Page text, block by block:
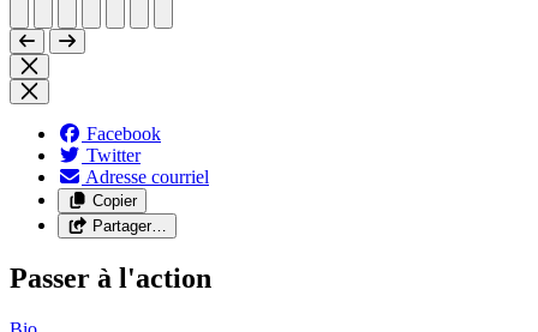
Facebook
Twitter
Adresse courriel
Copier
Partager…
Passer à l'action